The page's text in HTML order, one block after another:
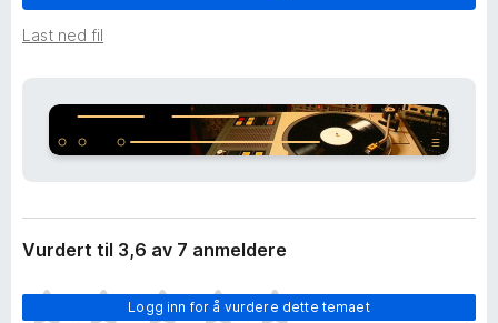
e
-
n
t
l
s
Last ned fil
r
u
e
r
Vurdert til 3,6 av 7 anmeldere
Logg inn for å vurdere dette temaet
D